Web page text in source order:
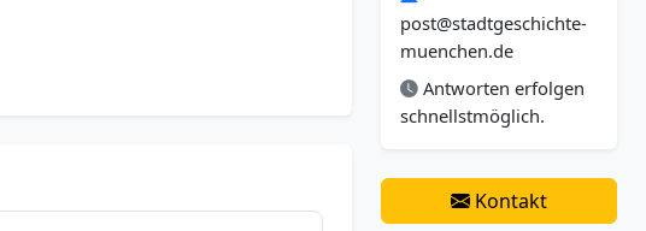
post@stadtgeschichte-
muenchen.de
Antworten erfolgen
schnellstmöglich.
Kontakt